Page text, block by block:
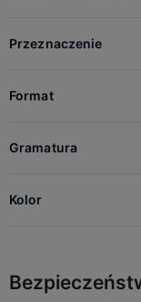
Przeznaczenie
Format
Gramatura
Kolor